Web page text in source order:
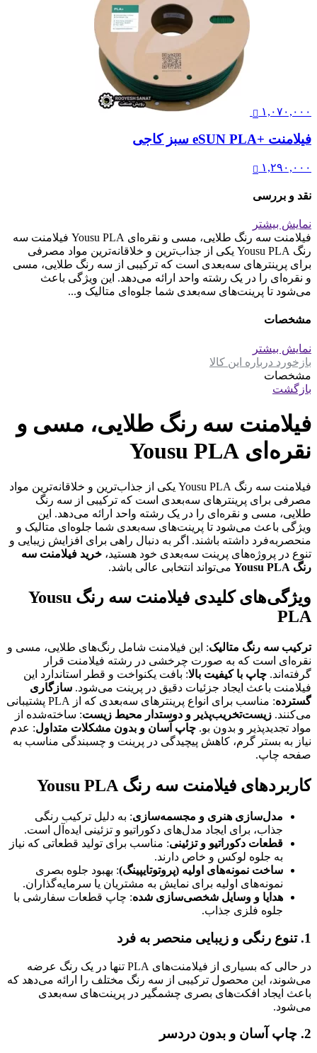
۱,۰۷۰,۰۰۰
فیلامنت +eSUN PLA سبز کاجی
۱,۲۹۰,۰۰۰
نقد و بررسی
نمایش بیشتر
فیلامنت سه رنگ طلایی، مسی و نقره‌ای Yousu PLA فیلامنت سه
رنگ Yousu PLA یکی از جذاب‌ترین و خلاقانه‌ترین مواد مصرفی
برای پرینترهای سه‌بعدی است که ترکیبی از سه رنگ طلایی، مسی
و نقره‌ای را در یک رشته واحد ارائه می‌دهد. این ویژگی باعث
می‌شود تا پرینت‌های سه‌بعدی شما جلوه‌ای متالیک و...
مشخصات
نمایش بیشتر
بازخورد درباره این کالا
مشخصات
بازگشت
فیلامنت سه رنگ طلایی، مسی و
نقره‌ای Yousu PLA
فیلامنت سه رنگ Yousu PLA یکی از جذاب‌ترین و خلاقانه‌ترین مواد
مصرفی برای پرینترهای سه‌بعدی است که ترکیبی از سه رنگ
طلایی، مسی و نقره‌ای را در یک رشته واحد ارائه می‌دهد. این
ویژگی باعث می‌شود تا پرینت‌های سه‌بعدی شما جلوه‌ای متالیک و
منحصربه‌فرد داشته باشند. اگر به دنبال راهی برای افزایش زیبایی و
تنوع در پروژه‌های پرینت سه‌بعدی خود هستید، خرید فیلامنت سه
رنگ Yousu PLA
می‌تواند انتخابی عالی باشد.
ویژگی‌های کلیدی فیلامنت سه رنگ Yousu
PLA
ترکیب سه رنگ متالیک: این فیلامنت شامل رنگ‌های طلایی، مسی و
نقره‌ای است که به صورت چرخشی در رشته فیلامنت قرار
گرفته‌اند. چاپ با کیفیت بالا: بافت یکنواخت و قطر استاندارد این
فیلامنت باعث ایجاد جزئیات دقیق در پرینت می‌شود. سازگاری
گسترده
: مناسب برای انواع پرینترهای سه‌بعدی که از PLA پشتیبانی
می‌کنند. زیست‌تخریب‌پذیر و دوستدار محیط زیست: ساخته‌شده از
مواد تجدیدپذیر و بدون بو. چاپ آسان و بدون مشکلات متداول: عدم
نیاز به بستر گرم، کاهش پیچیدگی در پرینت و چسبندگی مناسب به
صفحه چاپ.
کاربردهای فیلامنت سه رنگ Yousu PLA
مدل‌سازی هنری و مجسمه‌سازی: به دلیل ترکیب رنگی
جذاب، برای ایجاد مدل‌های دکوراتیو و تزئینی ایده‌آل است.
قطعات دکوراتیو و تزئینی: مناسب برای تولید قطعاتی که نیاز
به جلوه لوکس و خاص دارند.
ساخت نمونه‌های اولیه (پروتوتایپینگ): بهبود جلوه بصری
نمونه‌های اولیه برای نمایش به مشتریان یا سرمایه‌گذاران.
هدایا و وسایل شخصی‌سازی شده: چاپ قطعات سفارشی با
جلوه فلزی جذاب.
1. تنوع رنگی و زیبایی منحصر به فرد
در حالی که بسیاری از فیلامنت‌های PLA تنها در یک رنگ عرضه
می‌شوند، این محصول ترکیبی از سه رنگ مختلف را ارائه می‌دهد که
باعث ایجاد افکت‌های بصری چشمگیر در پرینت‌های سه‌بعدی
می‌شود.
2. چاپ آسان و بدون دردسر